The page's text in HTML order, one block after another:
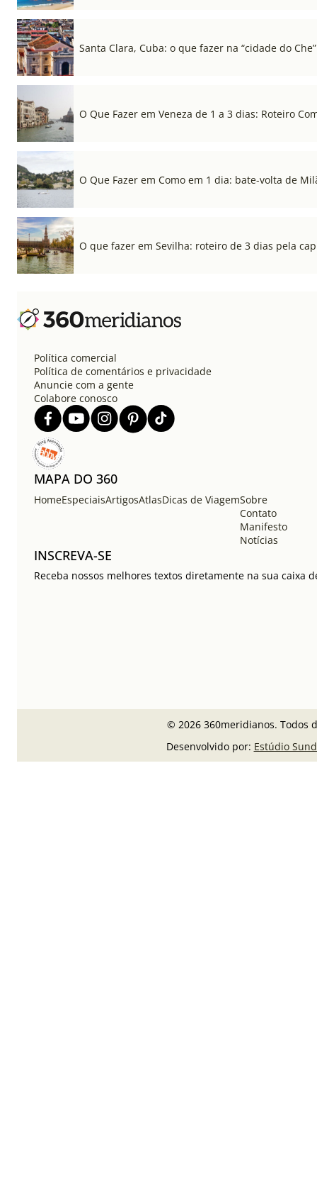
Santa Clara, Cuba: o que fazer na “cidade do Che”
O Que Fazer em Veneza de 1 a 3 dias: Roteiro
O Que Fazer em Como em 1 dia: bate-volta de
O que fazer em Sevilha: roteiro de 3 dias pela
Política comercial
Política de comentários e privacidade
Anuncie com a gente
Colabore conosco
MAPA DO 360
HomeEspeciaisArtigosAtlasDicas de ViagemSobre
Contato
Manifesto
Notícias
INSCREVA-SE
Receba nossos melhores textos diretamente na sua caixa
© 2026 360meridianos. Todos
Desenvolvido por: Estúdio